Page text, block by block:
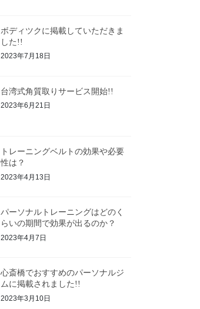
ボディツクに掲載していただきま
した!!
2023年7月18日
台湾式角質取りサービス開始!!
2023年6月21日
トレーニングベルトの効果や必要
性は？
2023年4月13日
パーソナルトレーニングはどのく
らいの期間で効果が出るのか？
2023年4月7日
心斎橋でおすすめのパーソナルジ
ムに掲載されました!!
2023年3月10日